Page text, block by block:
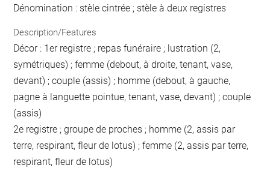
Dénomination : stèle cintrée ; stèle à deux registres
Description/Features
Décor : 1er registre ; repas funéraire ; lustration (2,
symétriques) ; femme (debout, à droite, tenant, vase,
devant) ; couple (assis) ; homme (debout, à gauche,
pagne à languette pointue, tenant, vase, devant) ; couple
(assis)
2e registre ; groupe de proches ; homme (2, assis par
terre, respirant, fleur de lotus) ; femme (2, assis par terre,
respirant, fleur de lotus)